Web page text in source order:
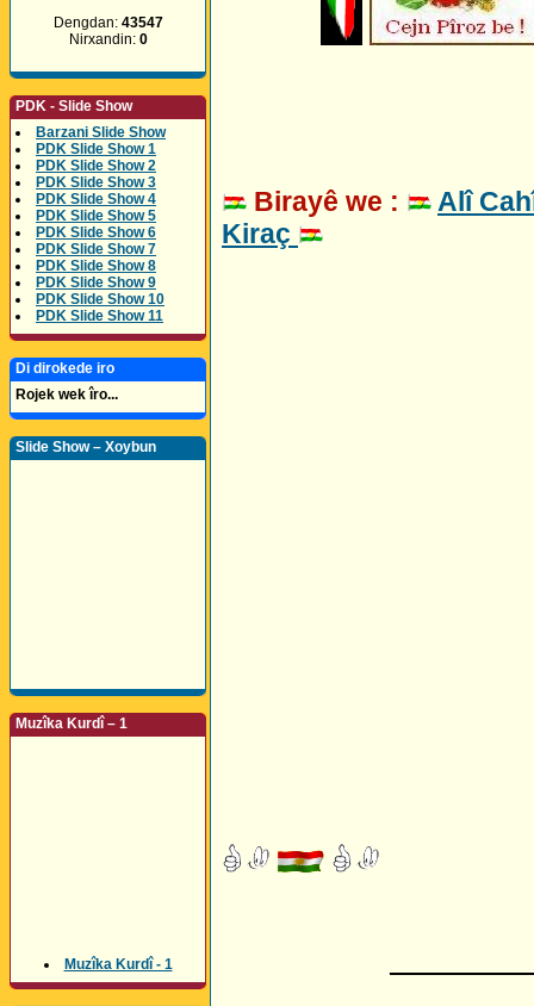
Dengdan: 43547
Nirxandin: 0
PDK - Slide Show
Barzani Slide Show
PDK Slide Show 1
PDK Slide Show 2
PDK Slide Show 3
PDK Slide Show 4
PDK Slide Show 5
PDK Slide Show 6
PDK Slide Show 7
PDK Slide Show 8
PDK Slide Show 9
PDK Slide Show 10
PDK Slide Show 11
Di dirokede iro
Rojek wek îro...
Slide Show – Xoybun
Muzîka Kurdî – 1
Muzîka Kurdî - 1
Birayê we :
Alî
Kiraç